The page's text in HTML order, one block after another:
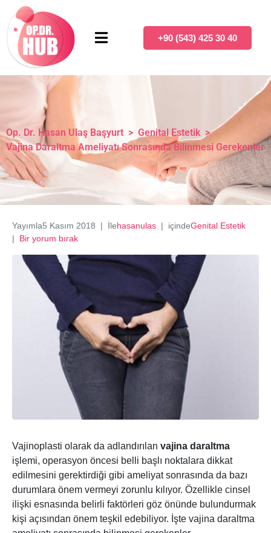
+90 (543) 425 30 40
Op. Dr. Hasan Ulaş Başyurt > Genital Estetik>
Vajina Daraltma Ameliyatı Sonrasında Bilinmesi Gerekenler
Yayımla5 Kasım 2018 İlehasanulas içindeGenital Estetik
Bir yorum bırak
Vajinoplasti olarak da adlandırılan vajina daraltma
işlemi, operasyon öncesi belli başlı noktalara dikkat
edilmesini gerektirdiği gibi ameliyat sonrasında da bazı
durumlara önem vermeyi zorunlu kılıyor. Özellikle cinsel
ilişki esnasında belirli faktörleri göz önünde bulundurmak
kişi açısından önem teşkil edebiliyor. İşte vajina daraltma